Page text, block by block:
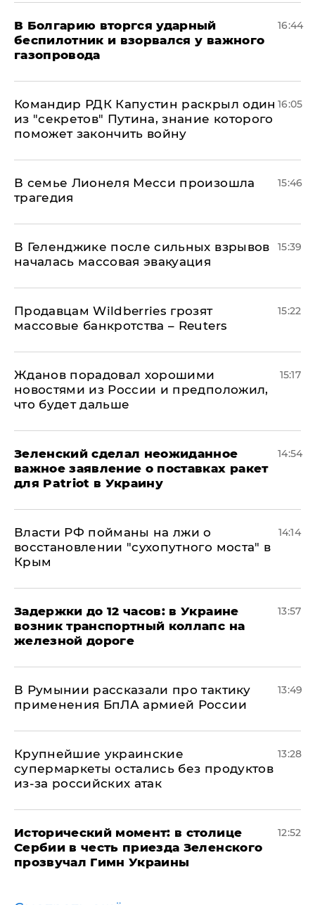
В Болгарию вторгся ударный
беспилотник и взорвался у важного
газопровода
16:44
Командир РДК Капустин раскрыл один
из "секретов" Путина, знание которого
поможет закончить войну
16:05
В семье Лионеля Месси произошла
трагедия
15:46
В Геленджике после сильных взрывов
началась массовая эвакуация
15:39
Продавцам Wildberries грозят
массовые банкротства – Reuters
15:22
Жданов порадовал хорошими
новостями из России и предположил,
что будет дальше
15:17
Зеленский сделал неожиданное
важное заявление о поставках ракет
для Patriot в Украину
14:54
Власти РФ пойманы на лжи о
восстановлении "сухопутного моста" в
Крым
14:14
Задержки до 12 часов: в Украине
возник транспортный коллапс на
железной дороге
13:57
В Румынии рассказали про тактику
применения БпЛА армией России
13:49
Крупнейшие украинские
супермаркеты остались без продуктов
из-за российских атак
13:28
Исторический момент: в столице
Сербии в честь приезда Зеленского
прозвучал Гимн Украины
12:52